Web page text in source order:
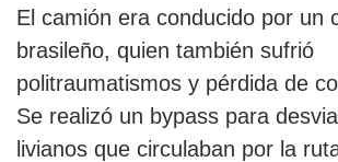
El camión era conducido por un
brasileño, quien también sufrió
politraumatismos y pérdida de
Se realizó un bypass para
livianos que circulaban por la